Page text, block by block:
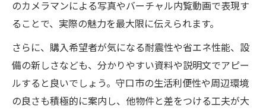
のカメラマンによる写真やバーチャル内覧動画で表現す
ることで、実際の魅力を最大限に伝えられます。
さらに、購入希望者が気になる耐震性や省エネ性能、設
備の新しさなども、分かりやすい資料や説明文でアピー
ルすると良いでしょう。守口市の生活利便性や周辺環境
の良さも積極的に案内し、他物件と差をつける工夫が大